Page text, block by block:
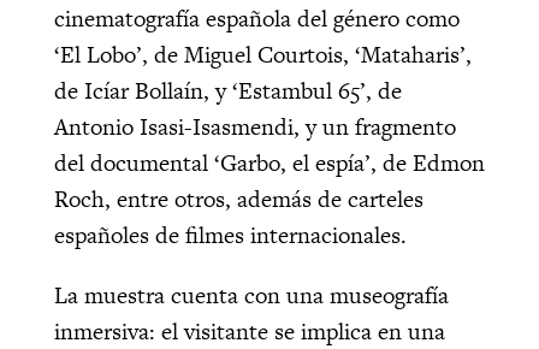
cinematografía española del género como
‘El Lobo’, de Miguel Courtois, ‘Mataharis’,
de Icíar Bollaín, y ‘Estambul 65’, de
Antonio Isasi-Isasmendi, y un fragmento
del documental ‘Garbo, el espía’, de Edmon
Roch, entre otros, además de carteles
españoles de filmes internacionales.
La muestra cuenta con una museografía
inmersiva: el visitante se implica en una